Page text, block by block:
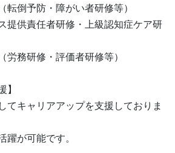
転倒予防・障がい者研修等）
提供責任者研修・上級認知症ケア研
労務研修・評価者研修等）
てキャリアアップを支援しておりま
が可能です。